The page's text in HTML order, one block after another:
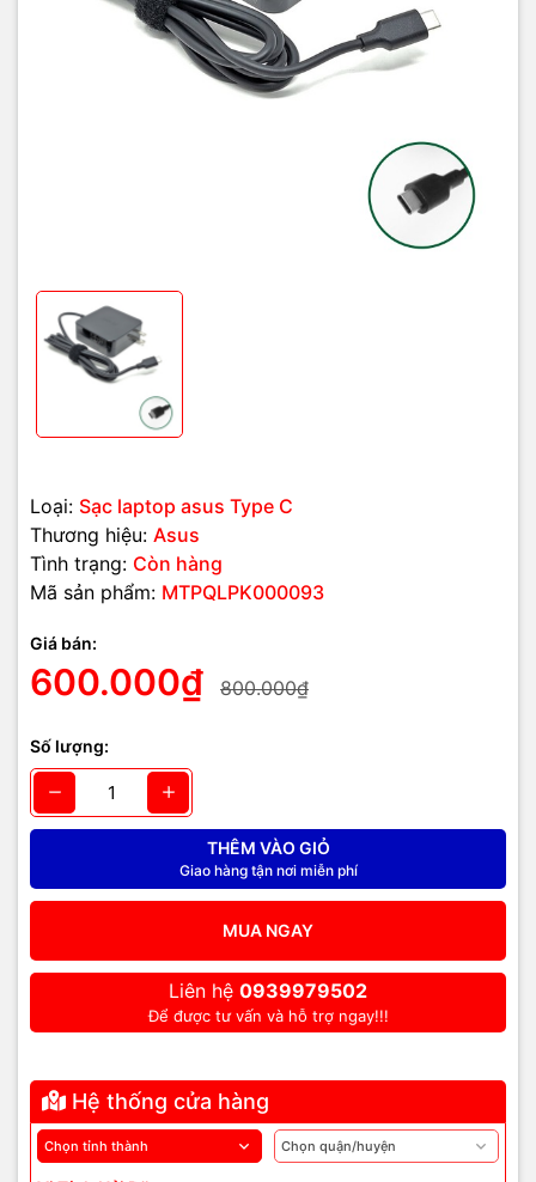
Loại: Sạc laptop asus Type C
Thương hiệu: Asus
Tình trạng: Còn hàng
Mã sản phẩm: MTPQLPK000093
Giá bán:
600.000₫ 800.000₫
Số lượng:
THÊM VÀO GIỎ
Giao hàng tận nơi miễn phí
MUA NGAY
Liên hệ 0939979502
Để được tư vấn và hỗ trợ ngay!!!
Hệ thống cửa hàng
Khoảng 250g
Nhựa chống cháy cao cấp
Asus, Dell, HP, Acer, MacBook và thiết bị hỗ trợ
3 – 12 tháng tùy chính sách cửa hàng